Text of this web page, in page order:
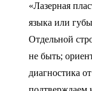
«Лазерная
языка или
Отдельной
не быть;
диагностика